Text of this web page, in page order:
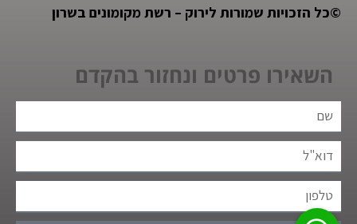
©כל הזכויות שמורות לירוק – רשת מקומונים בשרון
השאירו פרטים ונחזור בהקדם